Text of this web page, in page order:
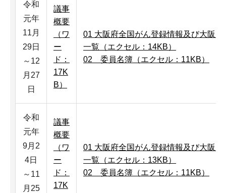
令和
元年
11月
29日
～12
月27
日
議事
概要
（ワ
ー
ド：
17K
B）
01 大阪府全国がん登録情報及び大阪
一覧（エクセル：14KB）
02＿委員名簿（エクセル：11KB）
令和
元年
9月2
4日
～11
月25
議事
概要
（ワ
ー
ド：
17K
01 大阪府全国がん登録情報及び大阪
一覧（エクセル：13KB）
02＿委員名簿（エクセル：11KB）